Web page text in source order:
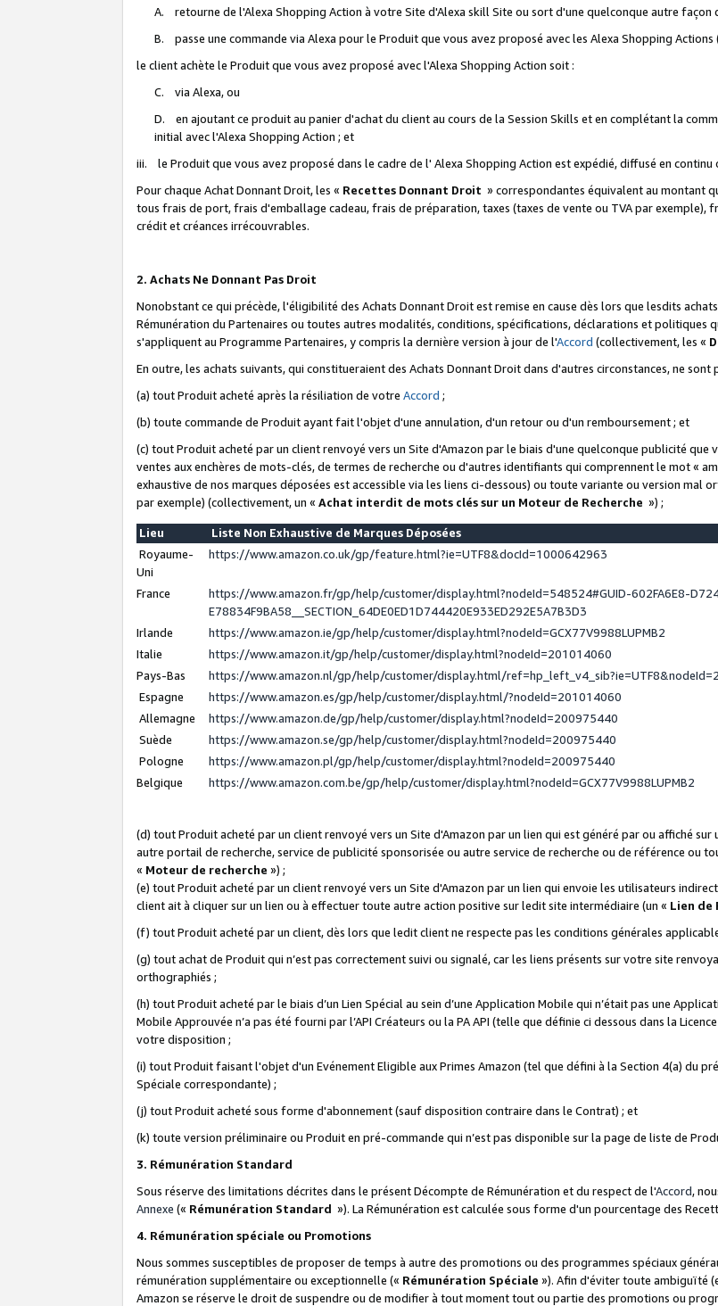
A. retourne de l'Alexa Shopping Action à votre Site d'Alexa skill Site ou sort d'une quelconque autre façon
B. passe une commande via Alexa pour le Produit que vous avez proposé avec les Alexa Shopping Actions
le client achète le Produit que vous avez proposé avec l'Alexa Shopping Action soit :
C. via Alexa, ou
D. en ajoutant ce produit au panier d'achat du client au cours de la Session Skills et en complétant la
initial avec l'Alexa Shopping Action ; et
iii. le Produit que vous avez proposé dans le cadre de l' Alexa Shopping Action est expédié, diffusé en
Pour chaque Achat Donnant Droit, les « Recettes Donnant Droit » correspondantes équivalent au montant
tous frais de port, frais d'emballage cadeau, frais de préparation, taxes (taxes de vente ou TVA par exemple),
crédit et créances irrécouvrables.
2. Achats Ne Donnant Pas Droit
Nonobstant ce qui précède, l'éligibilité des Achats Donnant Droit est remise en cause dès lors que lesdits
Rémunération du Partenaires ou toutes autres modalités, conditions, spécifications, déclarations et politiques
s'appliquent au Programme Partenaires, y compris la dernière version à jour de l'Accord (collectivement, les «
En outre, les achats suivants, qui constitueraient des Achats Donnant Droit dans d'autres circonstances, ne
(a) tout Produit acheté après la résiliation de votre Accord ;
(b) toute commande de Produit ayant fait l'objet d'une annulation, d'un retour ou d'un remboursement ; et
(c) tout Produit acheté par un client renvoyé vers un Site d'Amazon par le biais d'une quelconque publicité que
ventes aux enchères de mots-clés, de termes de recherche ou d'autres identifiants qui comprennent le mot «
exhaustive de nos marques déposées est accessible via les liens ci-dessous) ou toute variante ou version mal
par exemple) (collectivement, un « Achat interdit de mots clés sur un Moteur de Recherche ») ;
Lieu
Liste Non Exhaustive de Marques Déposées
Royaume-
Uni
https://www.amazon.co.uk/gp/feature.html?ie=UTF8&docId=1000642963
France
https://www.amazon.fr/gp/help/customer/display.html?nodeId=548524#GUID-602FA6E8-
E78834F9BA58__SECTION_64DE0ED1D744420E933ED292E5A7B3D3
Irlande
https://www.amazon.ie/gp/help/customer/display.html?nodeId=GCX77V9988LUPMB2
Italie
https://www.amazon.it/gp/help/customer/display.html?nodeId=201014060
Pays-Bas
https://www.amazon.nl/gp/help/customer/display.html/
Espagne
https://www.amazon.es/gp/help/customer/display.html/?nodeId=201014060
Allemagne
https://www.amazon.de/gp/help/customer/display.html?nodeId=200975440
Suède
https://www.amazon.se/gp/help/customer/display.html?nodeId=200975440
Pologne
https://www.amazon.pl/gp/help/customer/display.html?nodeId=200975440
Belgique
https://www.amazon.com.be/gp/help/customer/display.html?nodeId=GCX77V9988LUPMB2
(d) tout Produit acheté par un client renvoyé vers un Site d'Amazon par un lien qui est généré par ou affiché
autre portail de recherche, service de publicité sponsorisée ou autre service de recherche ou de référence ou
« Moteur de recherche ») ;
(e) tout Produit acheté par un client renvoyé vers un Site d'Amazon par un lien qui envoie les utilisateurs
client ait à cliquer sur un lien ou à effectuer toute autre action positive sur ledit site intermédiaire (un « Lien de
(f) tout Produit acheté par un client, dès lors que ledit client ne respecte pas les conditions générales
(g) tout achat de Produit qui n’est pas correctement suivi ou signalé, car les liens présents sur votre site
orthographiés ;
(h) tout Produit acheté par le biais d’un Lien Spécial au sein d’une Application Mobile qui n’était pas une
Mobile Approuvée n’a pas été fourni par l’API Créateurs ou la PA API (telle que définie ci dessous dans la
votre disposition ;
(i) tout Produit faisant l'objet d'un Evénement Eligible aux Primes Amazon (tel que défini à la Section 4(a) du
Spéciale correspondante) ;
(j) tout Produit acheté sous forme d'abonnement (sauf disposition contraire dans le Contrat) ; et
(k) toute version préliminaire ou Produit en pré-commande qui n’est pas disponible sur la page de liste de
3. Rémunération Standard
Sous réserve des limitations décrites dans le présent Décompte de Rémunération et du respect de l'Accord,
Annexe (« Rémunération Standard »). La Rémunération est calculée sous forme d'un pourcentage des
4. Rémunération spéciale ou Promotions
Nous sommes susceptibles de proposer de temps à autre des promotions ou des programmes spéciaux
rémunération supplémentaire ou exceptionnelle (« Rémunération Spéciale »). Afin d'éviter toute ambiguïté
Amazon se réserve le droit de suspendre ou de modifier à tout moment tout ou partie des promotions ou